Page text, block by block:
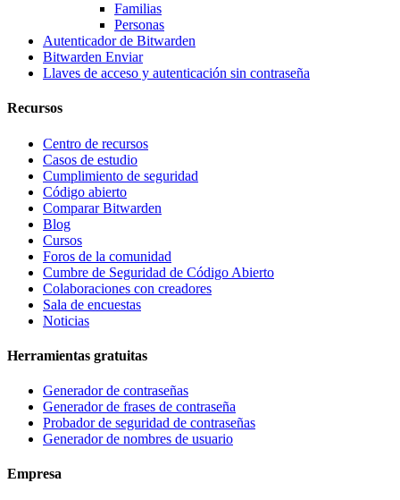
Familias
Personas
Autenticador de Bitwarden
Bitwarden Enviar
Llaves de acceso y autenticación sin contraseña
Recursos
Centro de recursos
Casos de estudio
Cumplimiento de seguridad
Código abierto
Comparar Bitwarden
Blog
Cursos
Foros de la comunidad
Cumbre de Seguridad de Código Abierto
Colaboraciones con creadores
Sala de encuestas
Noticias
Herramientas gratuitas
Generador de contraseñas
Generador de frases de contraseña
Probador de seguridad de contraseñas
Generador de nombres de usuario
Empresa